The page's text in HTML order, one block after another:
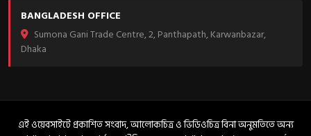
BANGLADESH OFFICE
Sumona Gani Trade Centre, 2, Panthapath, Karwanbazar,
Dhaka
এই ওয়েবসাইটে প্রকাশিত সংবাদ, আলোকচিত্র ও ভিডিওচিত্র বিনা অনুমতিতে অন্য